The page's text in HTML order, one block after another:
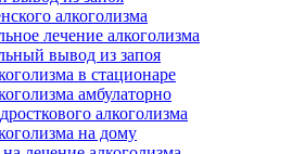
алкоголизма
лечение алкоголизма
вывод из запоя
в стационаре
амбулаторно
алкоголизма
на дому